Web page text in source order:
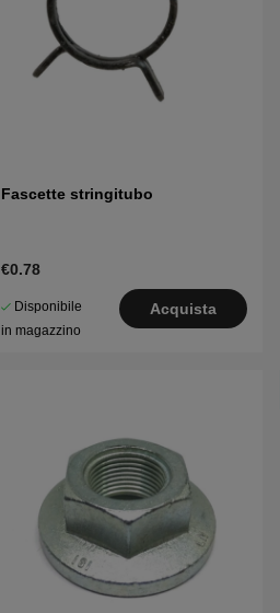
Fascette stringitubo
€0.78
Disponibile
in magazzino
Acquista